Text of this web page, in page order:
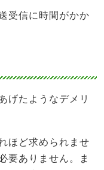
受信に時間がかか
げたようなデメリ
ほど求められませ
要ありません。ま